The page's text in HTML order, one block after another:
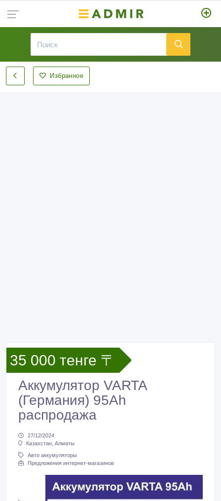
Избранное
35 000 тенге 〒
Аккумулятор VARTA
(Германия) 95Ah
распродажа
27/12/2024
Казахстан, Алматы
Авто аккумуляторы
Предложения интернет-магазинов